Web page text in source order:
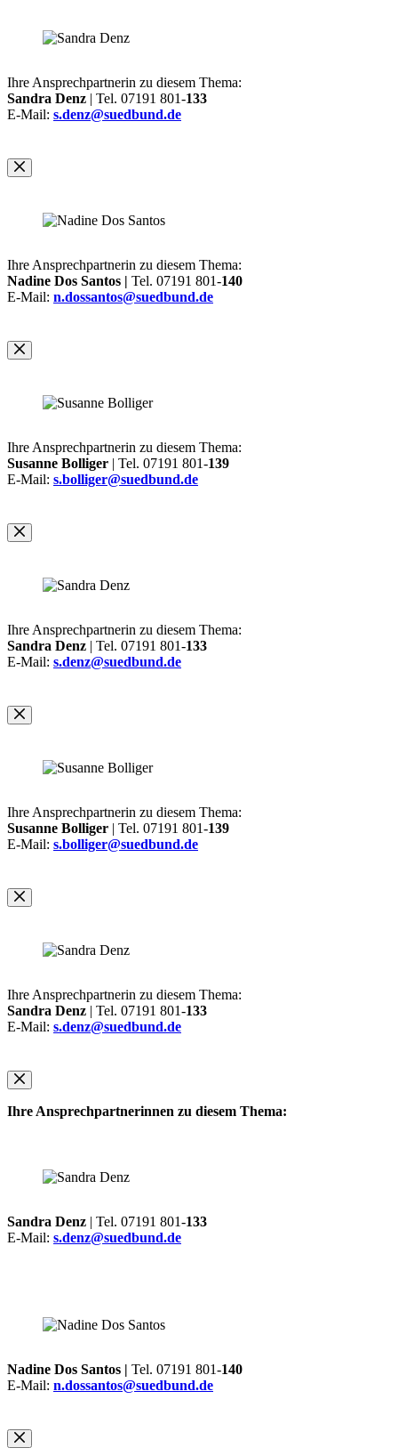
Ihre Ansprechpartnerin zu diesem Thema:
Sandra Denz | Tel. 07191 801-133
E-Mail: s.denz@suedbund.de
Ihre Ansprechpartnerin zu diesem Thema:
Nadine Dos Santos | Tel. 07191 801-140
E-Mail: n.dossantos@suedbund.de
Ihre Ansprechpartnerin zu diesem Thema:
Susanne Bolliger | Tel. 07191 801-139
E-Mail: s.bolliger@suedbund.de
Ihre Ansprechpartnerin zu diesem Thema:
Sandra Denz | Tel. 07191 801-133
E-Mail: s.denz@suedbund.de
Ihre Ansprechpartnerin zu diesem Thema:
Susanne Bolliger | Tel. 07191 801-139
E-Mail: s.bolliger@suedbund.de
Ihre Ansprechpartnerin zu diesem Thema:
Sandra Denz | Tel. 07191 801-133
E-Mail: s.denz@suedbund.de
Ihre Ansprechpartnerinnen zu diesem Thema:
Sandra Denz | Tel. 07191 801-133
E-Mail: s.denz@suedbund.de
Nadine Dos Santos | Tel. 07191 801-140
E-Mail: n.dossantos@suedbund.de